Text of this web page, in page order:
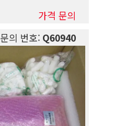
가격 문의
문의 번호:Q60940